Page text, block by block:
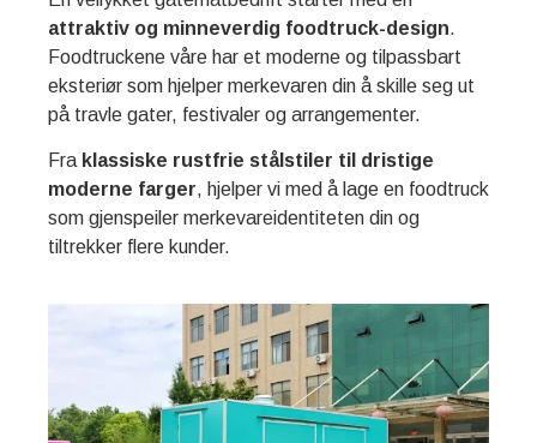
attraktiv og minneverdig foodtruck-design.
Foodtruckene våre har et moderne og tilpassbart
eksteriør som hjelper merkevaren din å skille seg ut
på travle gater, festivaler og arrangementer.
Fra klassiske rustfrie stålstiler til dristige
moderne farger, hjelper vi med å lage en foodtruck
som gjenspeiler merkevareidentiteten din og
tiltrekker flere kunder.